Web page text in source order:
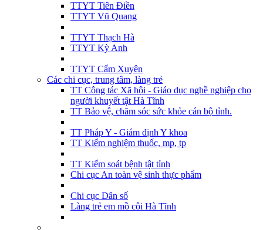
TTYT Tiên Điền
TTYT Vũ Quang
TTYT Thạch Hà
TTYT Kỳ Anh
TTYT Cẩm Xuyên
Các chi cục, trung tâm, làng trẻ
TT Công tác Xã hội - Giáo dục nghề nghiệp cho
người khuyết tật Hà Tĩnh
TT Bảo vệ, chăm sóc sức khỏe cán bộ tỉnh.
TT Pháp Y - Giám định Y khoa
TT Kiểm nghiệm thuốc, mp, tp
TT Kiểm soát bệnh tật tỉnh
Chi cục An toàn vệ sinh thực phẩm
Chi cục Dân số
Làng trẻ em mồ côi Hà Tĩnh